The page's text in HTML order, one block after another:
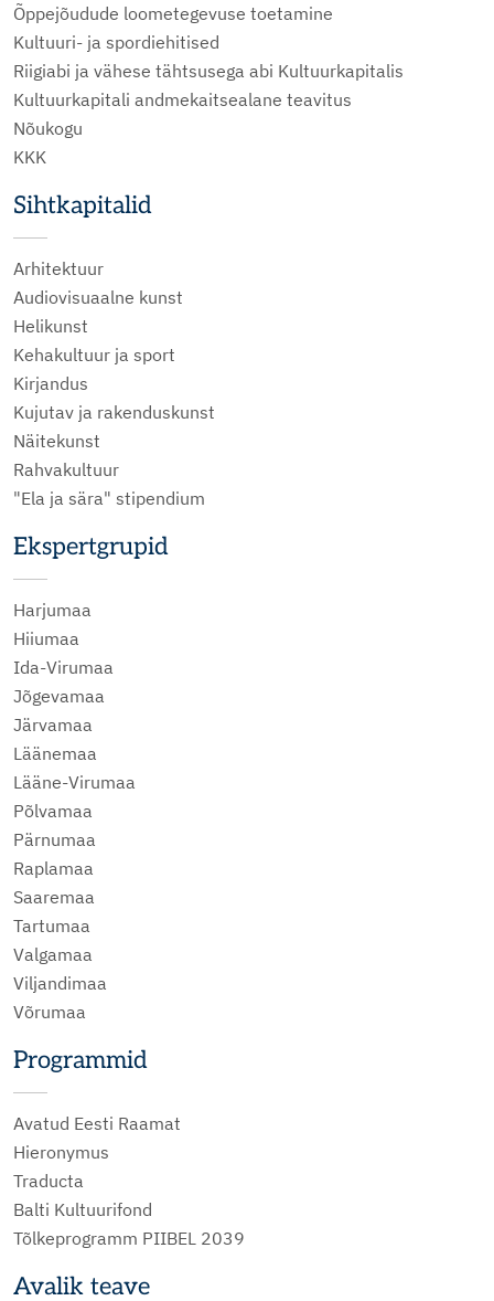
Õppejõudude loometegevuse toetamine
Kultuuri- ja spordiehitised
Riigiabi ja vähese tähtsusega abi Kultuurkapitalis
Kultuurkapitali andmekaitsealane teavitus
Nõukogu
KKK
Sihtkapitalid
Arhitektuur
Audiovisuaalne kunst
Helikunst
Kehakultuur ja sport
Kirjandus
Kujutav ja rakenduskunst
Näitekunst
Rahvakultuur
"Ela ja sära" stipendium
Ekspertgrupid
Harjumaa
Hiiumaa
Ida-Virumaa
Jõgevamaa
Järvamaa
Läänemaa
Lääne-Virumaa
Põlvamaa
Pärnumaa
Raplamaa
Saaremaa
Tartumaa
Valgamaa
Viljandimaa
Võrumaa
Programmid
Avatud Eesti Raamat
Hieronymus
Traducta
Balti Kultuurifond
Tõlkeprogramm PIIBEL 2039
Avalik teave